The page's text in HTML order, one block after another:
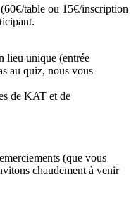
table ou 15€/inscription
lieu unique (entrée
au quiz, nous vous
de KAT et de
(que vous
chaudement à venir